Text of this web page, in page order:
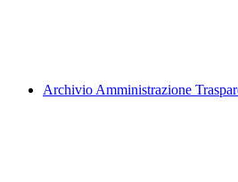
Archivio Amministrazione